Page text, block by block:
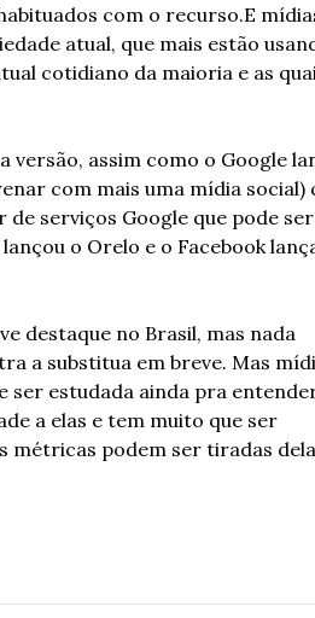
com o recurso.E
atual, que mais estão
cotidiano da maioria e as
versão, assim como o Google
com mais uma mídia social)
serviços Google que pode ser
o Orelo e o Facebook
destaque no Brasil, mas nada
a substitua em breve. Mas
ser estudada ainda pra
a elas e tem muito que ser
métricas podem ser tiradas